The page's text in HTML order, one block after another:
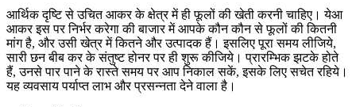
आर्थिक दृष्टि से उचित आकर के क्षेत्र में ही फूलों की खेती करनी चाहिए। येआ
आकर इस पर निर्भर करेगा की बाजार में आपके कौन कौन से फूलों की कितनी
मांग है, और उसी खेत्र में कितने और उत्पादक हैं। इसलिए पूरा समय लीजिये,
सारी छन बीब कर के संतुष्ट होनर पर ही शुरू कीजिये। प्रारम्भिक झटके होते
हैं, उनसे पार पाने के रास्ते समय पर आप निकाल सकें, इसके लिए सचेत रहिये।
यह व्यवसाय पर्याप्त लाभ और प्रसन्नता देने वाला है।